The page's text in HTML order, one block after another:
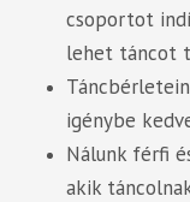
csoportot
lehet táncot
igénybe
Nálunk férfi
akik